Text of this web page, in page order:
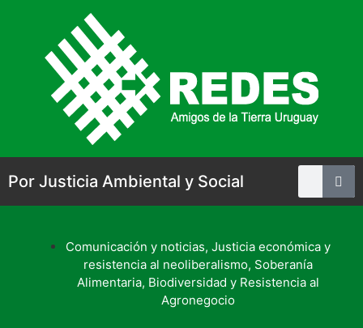
Por Justicia Ambiental y Social
Comunicación y noticias, Justicia económica y
resistencia al neoliberalismo, Soberanía
Alimentaria, Biodiversidad y Resistencia al
Agronegocio